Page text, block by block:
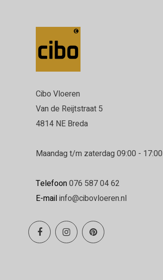
Cibo Vloeren
Van de Reijtstraat 5
4814 NE Breda
Maandag t/m zaterdag 09:00 - 17:00
Telefoon076 587 04 62
E-mailinfo@cibovloeren.nl